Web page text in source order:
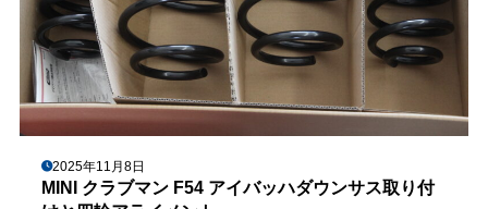
2025年11月8日
MINI クラブマン F54 アイバッハダウンサス取り付